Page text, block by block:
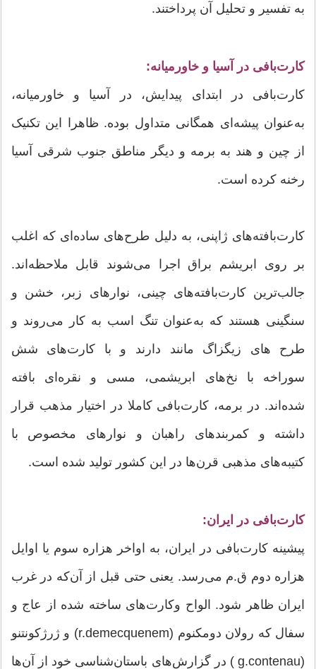
به تفسیر و تحلیل آن پرداختند.
کارت‌بافی در آسیا و خاورمیانه:
کارت‌بافی در ابتدای پیدایش، در آسیا و خاورمیانه،
به‌عنوان پیشه‌ای همگانی متداول بوده. ظاهرا این تکنیک
از چین و هند به برمه و دیگر مناطق جنوب شرقی آسیا
رخنه کرده است.
کارت‌بافته‌های ژاپنی، به دلیل طرح‌های ساده‌ای که اغلب
بر روی ابریشم براق اجرا می‌شوند قابل ملاحظه‌اند.
جالب‌ترین کارت‌بافته‌های چینی، نوارهای زبر، خشن و
سنگینی هستند که به‌عنوان تنگ اسب به کار می‌روند و
طرح های زیگزاگ مانند دارند و با کارت‌های شش
سوراخه با نخ‌های ابریشمی، مسی و نقره‌ای بافته
شده‌اند. در برمه، کارت‌بافی کاملا در اختیار مذهب قرار
داشته و کمربندهای راهبان و نوارهای مخصوص با
کتیبه‌های مذهبی قرن‌ها در این کشور تولید شده است.
کارت‌بافی در ایران:
پیشینه کارت‌بافی در ایران، به اواخر هزاره سوم یا اوایل
هزاره دوم ق.م می‌رسد. یعنی حتی قبل از آن‌که در غرب
ایران ظاهر شود. الواح وکارت‌های ساخته شده از عاج و
سفال که رولان دومکنوم (r.demecquenem) و ژرژکونتنو
(g.contenau ) در گزارش‌های باستان‌شناسی خود از آن‌ها